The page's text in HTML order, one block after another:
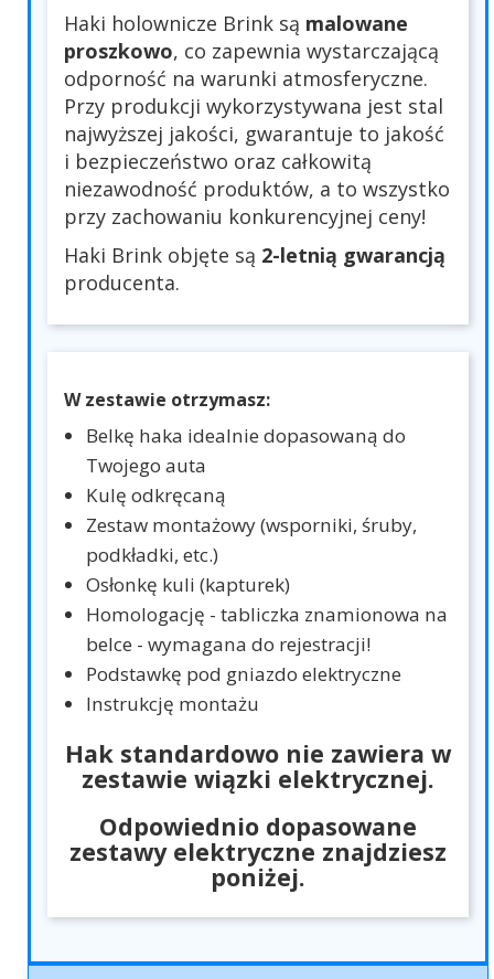
Haki holownicze Brink są malowane
proszkowo, co zapewnia wystarczającą
odporność na warunki atmosferyczne.
Przy produkcji wykorzystywana jest stal
najwyższej jakości, gwarantuje to jakość
i bezpieczeństwo oraz całkowitą
niezawodność produktów, a to wszystko
przy zachowaniu konkurencyjnej ceny!
Haki Brink objęte są 2-letnią gwarancją
producenta.
W zestawie otrzymasz:
Belkę haka idealnie dopasowaną do
Twojego auta
Kulę odkręcaną
Zestaw montażowy (wsporniki, śruby,
podkładki, etc.)
Osłonkę kuli (kapturek)
Homologację - tabliczka znamionowa na
belce - wymagana do rejestracji!
Podstawkę pod gniazdo elektryczne
Instrukcję montażu
Hak standardowo nie zawiera w
zestawie wiązki elektrycznej.
Odpowiednio dopasowane
zestawy elektryczne znajdziesz
poniżej.